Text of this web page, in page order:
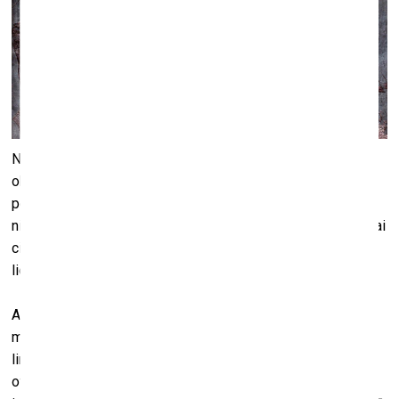
No 27. novembra līdz 2026. gada 1. februārim Liepājas
okupācijas muzeja izstāžu zālē būs skatāma Irinas Tīres
personālizstāde “Smalkuma tehnika”. Izstādē aplūkojama
niecīga daļa no Irinas Tīres paveiktā. Aizkadrā paliek ne tikai
citi zīmējumi un grafikas, bet arī mākslinieces fotogrāfijas,
lietišķā daiļrade un mākslas vingrošanas laiki.
Aplūkojamie darbi veikti dažādās tehnikās, kuras
māksliniece profesionāli pārzina. Starp grafikām
linogriezumā, zīmējumu novilkumiem monotipijā, akvatintā,
oforta un aukstās adatas tehnikā, iezogas akvareļi un